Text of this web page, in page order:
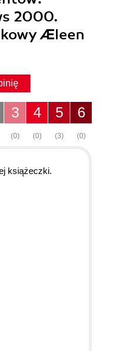
2000.
Æleen
6
(0)
5
(3)
4
(0)
3
(0)
książeczki.